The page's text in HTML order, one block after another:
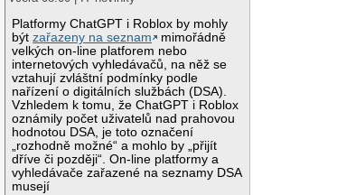
Platformy ChatGPT i Roblox by mohly
býtzařazeny na seznam
mimořádně
velkých on-line platforem nebo
internetových vyhledávačů, na něž se
vztahují zvláštní podmínky podle
nařízení o digitálních službách (DSA).
Vzhledem k tomu, že ChatGPT i Roblox
oznámily počet uživatelů nad prahovou
hodnotou DSA, je toto označení
„rozhodně možné“ a mohlo by „přijít
dříve či později“. On-line platformy a
vyhledávače zařazené na seznamy DSA
musejí